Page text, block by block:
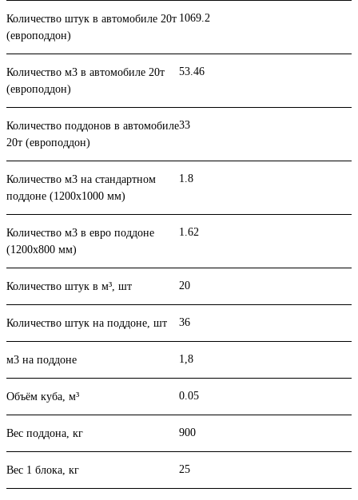
Количество штук в автомобиле 20т
(европоддон)
1069.2
Количество м3 в автомобиле 20т
(европоддон)
53.46
Количество поддонов в автомобиле
20т (европоддон)
33
Количество м3 на стандартном
поддоне (1200x1000 мм)
1.8
Количество м3 в евро поддоне
(1200x800 мм)
1.62
Количество штук в м³, шт 20
Количество штук на поддоне, шт 36
м3 на поддоне 1,8
Объём куба, м³ 0.05
Вес поддона, кг 900
Вес 1 блока, кг 25